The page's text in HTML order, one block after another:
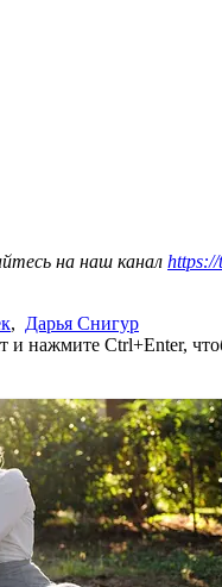
на наш канал https://
, Дарья Снигур
нажмите Ctrl+Enter,